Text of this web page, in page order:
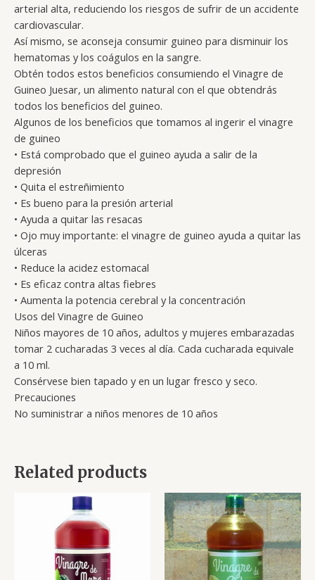
arterial alta, reduciendo los riesgos de sufrir de un accidente
cardiovascular.
Así mismo, se aconseja consumir guineo para disminuir los
hematomas y los coágulos en la sangre.
Obtén todos estos beneficios consumiendo el Vinagre de
Guineo Juesar, un alimento natural con el que obtendrás
todos los beneficios del guineo.
Algunos de los beneficios que tomamos al ingerir el vinagre
de guineo
• Está comprobado que el guineo ayuda a salir de la
depresión
• Quita el estreñimiento
• Es bueno para la presión arterial
• Ayuda a quitar las resacas
• Ojo muy importante: el vinagre de guineo ayuda a quitar las
úlceras
• Reduce la acidez estomacal
• Es eficaz contra altas fiebres
• Aumenta la potencia cerebral y la concentración
Usos del Vinagre de Guineo
Niños mayores de 10 años, adultos y mujeres embarazadas
tomar 2 cucharadas 3 veces al día. Cada cucharada equivale
a 10 ml.
Consérvese bien tapado y en un lugar fresco y seco.
Precauciones
No suministrar a niños menores de 10 años
Related products